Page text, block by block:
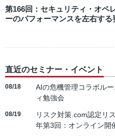
第166回：セキュリティ・オペ
ーのパフォーマンスを左右する
直近のセミナー・イベント
08/18
AIの危機管理コラボル
ィ勉強会
08/19
リスク対策.com認定リ
年第3回：オンライン開